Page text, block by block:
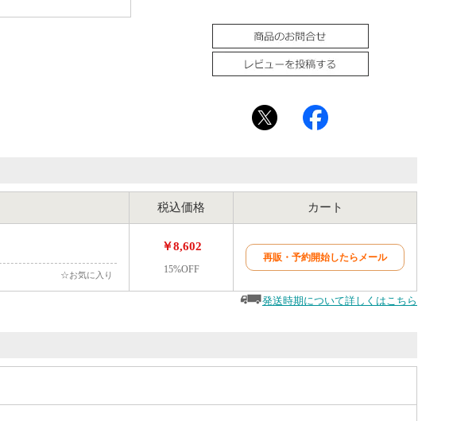
税込価格 カート
☆お気に入り
￥8,602
15%OFF
再販・予約開始したらメール
発送時期について詳しくはこちら